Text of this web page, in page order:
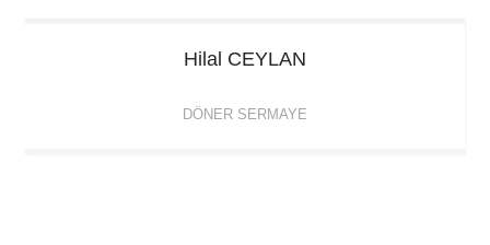
Hilal CEYLAN
DÖNER SERMAYE